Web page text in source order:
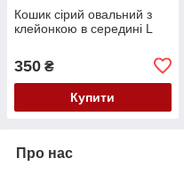
Кошик сірий овальний з
клейонкою в середині L
350 ₴
Купити
Про нас